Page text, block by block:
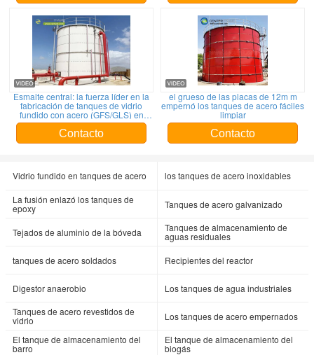
Esmalte central: la fuerza líder en la
fabricación de tanques de vidrio
fundido con acero (GFS/GLS) en
China
Contacto
el grueso de las placas de 12m m
empernó los tanques de acero fáciles
limpiar
Contacto
Vidrio fundido en tanques de acero
los tanques de acero inoxidables
La fusión enlazó los tanques de
epoxy Tanques de acero galvanizado
Tejados de aluminio de la bóveda Tanques de almacenamiento de
aguas residuales
tanques de acero soldados
Recipientes del reactor
Digestor anaerobio
Los tanques de agua industriales
Tanques de acero revestidos de
vidrio
Los tanques de acero empernados
El tanque de almacenamiento del
barro
El tanque de almacenamiento del
biogás